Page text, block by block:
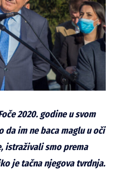
2020. godine u svom
im ne baca maglu u oči
istraživali smo prema
je tačna njegova tvrdnja.